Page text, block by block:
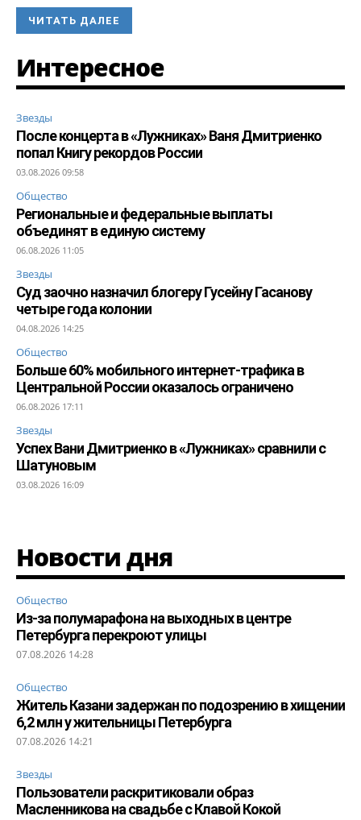
ЧИТАТЬ ДАЛЕЕ
Интересное
Звезды
После концерта в «Лужниках» Ваня Дмитриенко
попал Книгу рекордов России
03.08.2026 09:58
Общество
Региональные и федеральные выплаты
объединят в единую систему
06.08.2026 11:05
Звезды
Суд заочно назначил блогеру Гусейну Гасанову
четыре года колонии
04.08.2026 14:25
Общество
Больше 60% мобильного интернет-трафика в
Центральной России оказалось ограничено
06.08.2026 17:11
Звезды
Успех Вани Дмитриенко в «Лужниках» сравнили с
Шатуновым
03.08.2026 16:09
Новости дня
Общество
Из-за полумарафона на выходных в центре
Петербурга перекроют улицы
07.08.2026 14:28
Общество
Житель Казани задержан по подозрению в хищении
6,2 млн у жительницы Петербурга
07.08.2026 14:21
Звезды
Пользователи раскритиковали образ
Масленникова на свадьбе с Клавой Кокой